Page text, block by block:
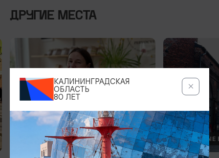
ДРУГИЕ МЕСТА
МАСТЕР-КЛАССЫ ЛОКАЛЬНЫЕ
КАЛИНИНГРАДСКАЯ
ОБЛАСТЬ
80 ЛЕТ